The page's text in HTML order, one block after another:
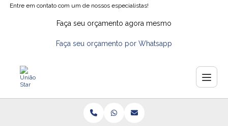
Entre em contato com um de nossos especialistas!
Faça seu orçamento agora mesmo
Faça seu orçamento por Whatsapp